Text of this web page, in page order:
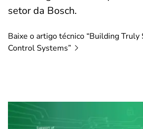
setor da Bosch.
Baixe o artigo técnico “Building Truly
Control Systems”